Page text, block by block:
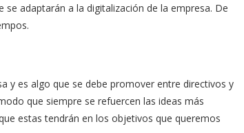
adaptarán a la digitalización de la empresa. De
y es algo que se debe promover entre directivos y
que siempre se refuercen las ideas más
estas tendrán en los objetivos que queremos